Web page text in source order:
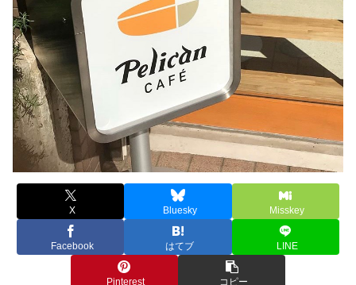
X Bluesky Misskey
Facebook はてブ LINE
Pinterest コピー